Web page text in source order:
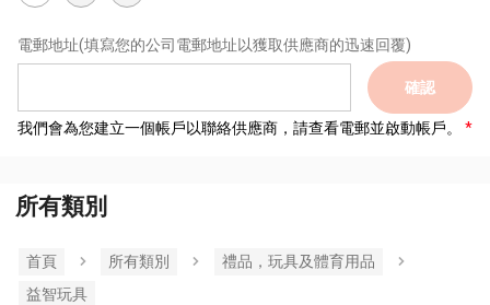
電郵地址(填寫您的公司電郵地址以獲取供應商的迅速回覆)
確認
我們會為您建立一個帳戶以聯絡供應商，請查看電郵並啟動帳戶。
所有類別
首頁 所有類別
禮品，玩具及體育用品
益智玩具